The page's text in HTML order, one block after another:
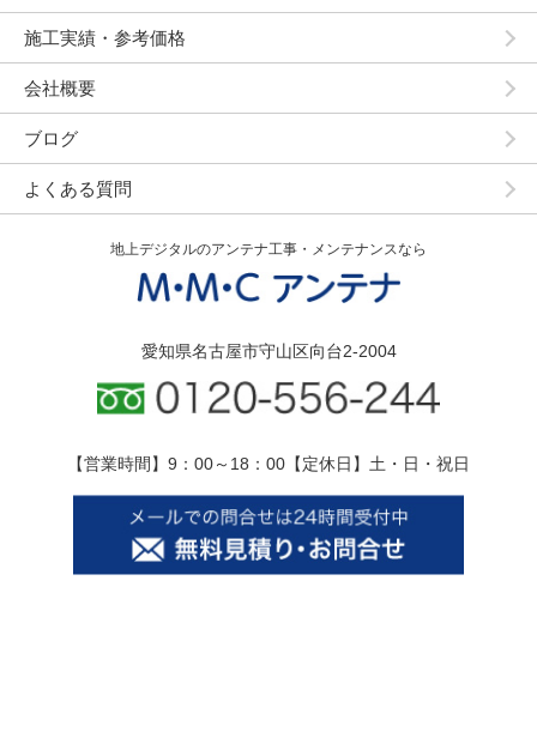
施工実績・参考価格
会社概要
ブログ
よくある質問
地上デジタルのアンテナ工事・メンテナンスなら
愛知県名古屋市守山区向台2-2004
【営業時間】9：00～18：00【定休日】土・日・祝日